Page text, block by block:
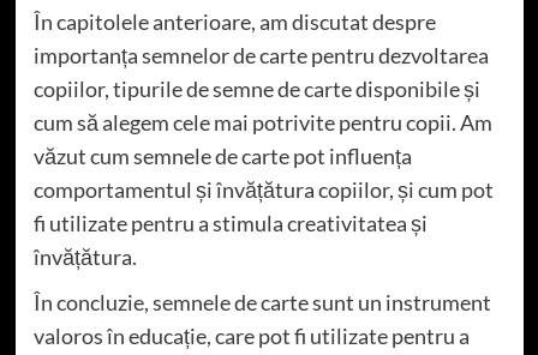
În capitolele anterioare, am discutat despre
importanța semnelor de carte pentru dezvoltarea
copiilor, tipurile de semne de carte disponibile și
cum să alegem cele mai potrivite pentru copii. Am
văzut cum semnele de carte pot influența
comportamentul și învățătura copiilor, și cum pot
fi utilizate pentru a stimula creativitatea și
învățătura.
În concluzie, semnele de carte sunt un instrument
valoros în educație, care pot fi utilizate pentru a